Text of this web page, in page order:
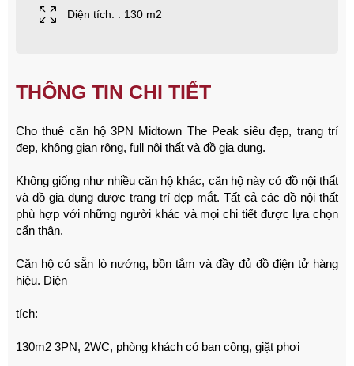
Diện tích: : 130 m2
THÔNG TIN CHI TIẾT
Cho thuê căn hộ 3PN Midtown The Peak siêu đẹp, trang trí
đẹp, không gian rộng, full nội thất và đồ gia dụng.
Không giống như nhiều căn hộ khác, căn hộ này có đồ nội thất
và đồ gia dụng được trang trí đẹp mắt. Tất cả các đồ nội thất
phù hợp với những người khác và mọi chi tiết được lựa chọn
cẩn thận.
Căn hộ có sẵn lò nướng, bồn tắm và đầy đủ đồ điện tử hàng
hiệu. Diện
tích:
130m2 3PN, 2WC, phòng khách có ban công, giặt phơi